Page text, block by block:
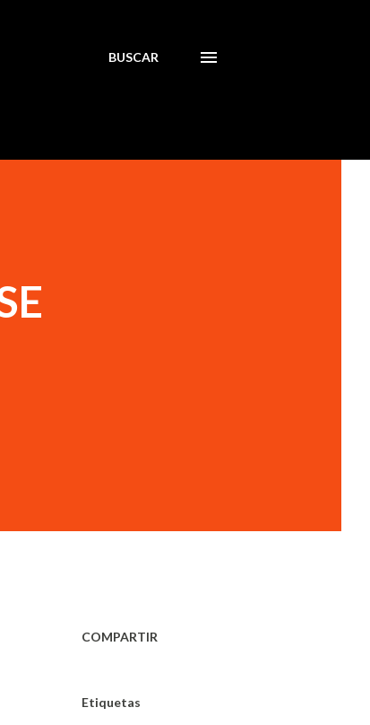
BUSCAR
COMPARTIR
Etiquetas